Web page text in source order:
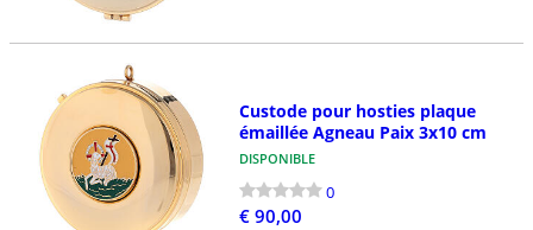
Custode pour hosties plaque
émaillée Agneau Paix 3x10 cm
DISPONIBLE
0
€ 90,00